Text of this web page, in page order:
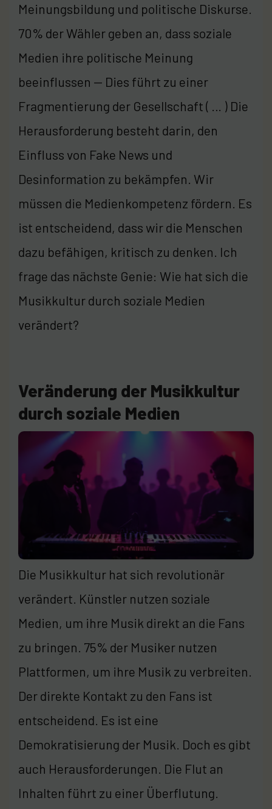
Meinungsbildung und politische Diskurse.
70% der Wähler geben an, dass soziale
Medien ihre politische Meinung
beeinflussen — Dies führt zu einer
Fragmentierung der Gesellschaft ( … ) Die
Herausforderung besteht darin, den
Einfluss von Fake News und
Desinformation zu bekämpfen. Wir
müssen die Medienkompetenz fördern. Es
ist entscheidend, dass wir die Menschen
dazu befähigen, kritisch zu denken. Ich
frage das nächste Genie: Wie hat sich die
Musikkultur durch soziale Medien
verändert?
Veränderung der Musikkultur
durch soziale Medien
Die Musikkultur hat sich revolutionär
verändert. Künstler nutzen soziale
Medien, um ihre Musik direkt an die Fans
zu bringen. 75% der Musiker nutzen
Plattformen, um ihre Musik zu verbreiten.
Der direkte Kontakt zu den Fans ist
entscheidend. Es ist eine
Demokratisierung der Musik. Doch es gibt
auch Herausforderungen. Die Flut an
Inhalten führt zu einer Überflutung.